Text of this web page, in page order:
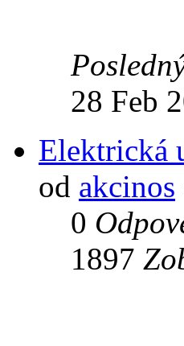
28 Feb
Elektrická
od akcinos
0
1897